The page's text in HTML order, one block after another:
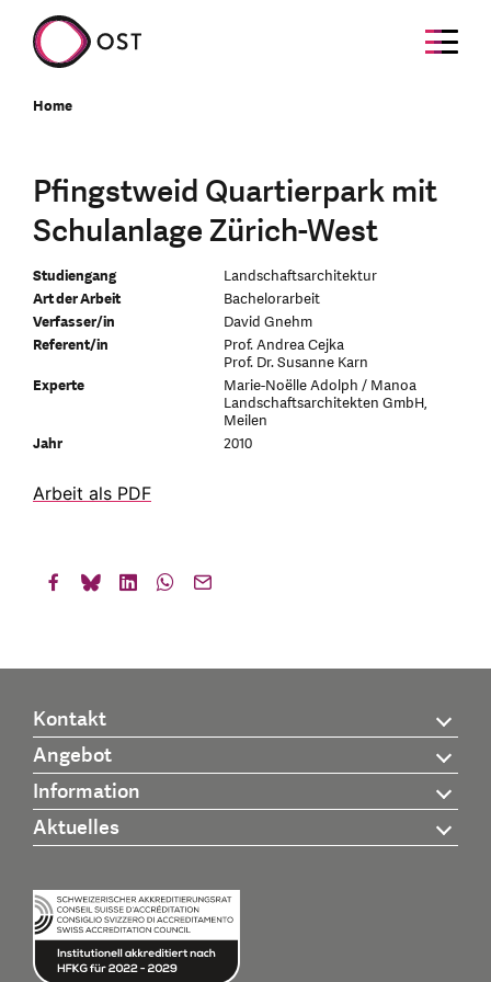
Home
Pfingstweid Quartierpark mit
Schulanlage Zürich-West
Studiengang
Landschaftsarchitektur
Art der Arbeit
Bachelorarbeit
Verfasser/in
David Gnehm
Referent/in
Prof. Andrea Cejka
Prof. Dr. Susanne Karn
Experte
Marie-Noëlle Adolph / Manoa
Landschaftsarchitekten GmbH,
Meilen
Jahr
2010
Arbeit als PDF
Kontakt
Angebot
Information
Aktuelles